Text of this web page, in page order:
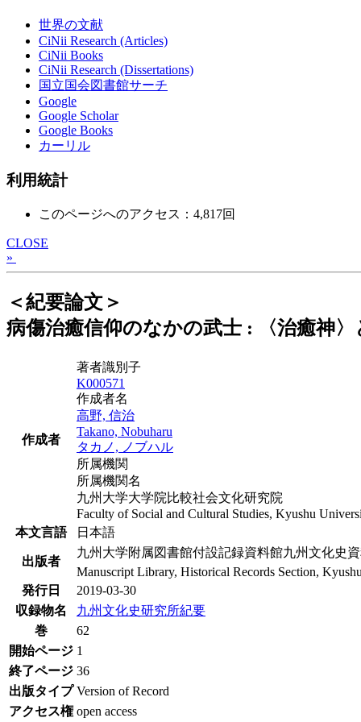
世界の文献
CiNii Research (Articles)
CiNii Books
CiNii Research (Dissertations)
国立国会図書館サーチ
Google
Google Scholar
Google Books
カーリル
利用統計
このページへのアクセス：4,817回
CLOSE
»
＜紀要論文＞
病傷治癒信仰のなかの武士 : 〈治癒神
作成者
著者識別子
K000571
作成者名
高野, 信治
Takano, Nobuharu
タカノ, ノブハル
所属機関
所属機関名
九州大学大学院比較社会文化研究院
Faculty of Social and Cultural Studies, Kyushu
本文言語
日本語
出版者
九州大学附属図書館付設記録資料館九州文化史
Manuscript Library, Historical Records Section,
発行日
2019-03-30
収録物名
九州文化史研究所紀要
巻
62
開始ページ 1
終了ページ 36
出版タイプ Version of Record
アクセス権 open access